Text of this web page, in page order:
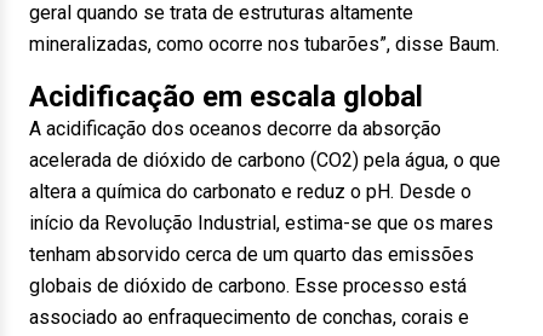
geral quando se trata de estruturas altamente
mineralizadas, como ocorre nos tubarões”, disse Baum.
Acidificação em escala global
A acidificação dos oceanos decorre da absorção
acelerada de dióxido de carbono (CO2) pela água, o que
altera a química do carbonato e reduz o pH. Desde o
início da Revolução Industrial, estima-se que os mares
tenham absorvido cerca de um quarto das emissões
globais de dióxido de carbono. Esse processo está
associado ao enfraquecimento de conchas, corais e